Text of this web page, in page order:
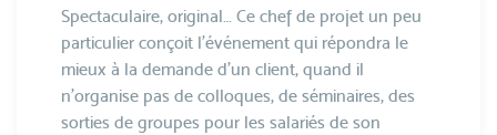
Spectaculaire, original… Ce chef de projet un peu
particulier conçoit l'événement qui répondra le
mieux à la demande d'un client, quand il
n’organise pas de colloques, de séminaires, des
sorties de groupes pour les salariés de son